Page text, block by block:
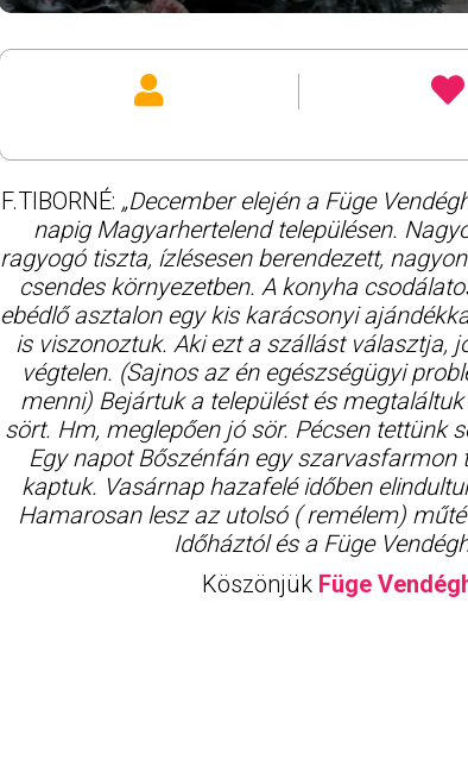
F.TIBORNÉ: „December elején a Füge
napig Magyarhertelend településen.
ragyogó tiszta, ízlésesen berendezett,
csendes környezetben. A konyha
ebédlő asztalon egy kis karácsonyi
is viszonoztuk. Aki ezt a szállást választja,
végtelen. (Sajnos az én egészségügyi
menni) Bejártuk a települést és
sört. Hm, meglepően jó sör. Pécsen tettünk
Egy napot Bőszénfán egy
kaptuk. Vasárnap hazafelé időben
Hamarosan lesz az utolsó ( remélem)
Időháztól és a Füge
Köszönjük Füge